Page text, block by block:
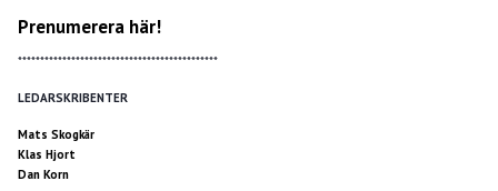
Prenumerera här!
*********************************************
LEDARSKRIBENTER
Mats Skogkär
Klas Hjort
Dan Korn